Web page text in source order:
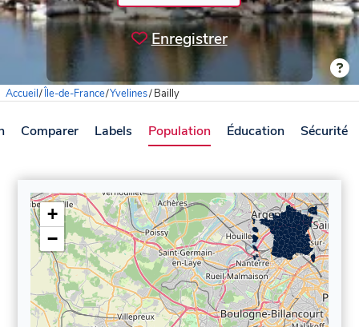
Enregistrer
Accueil/Île-de-France/Yvelines/Bailly
Comparer Labels Population Éducation Sécurité
+
−